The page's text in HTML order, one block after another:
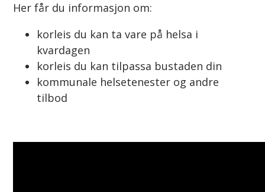
Her får du informasjon om:
korleis du kan ta vare på helsa i
kvardagen
korleis du kan tilpassa bustaden din
kommunale helsetenester og andre
tilbod